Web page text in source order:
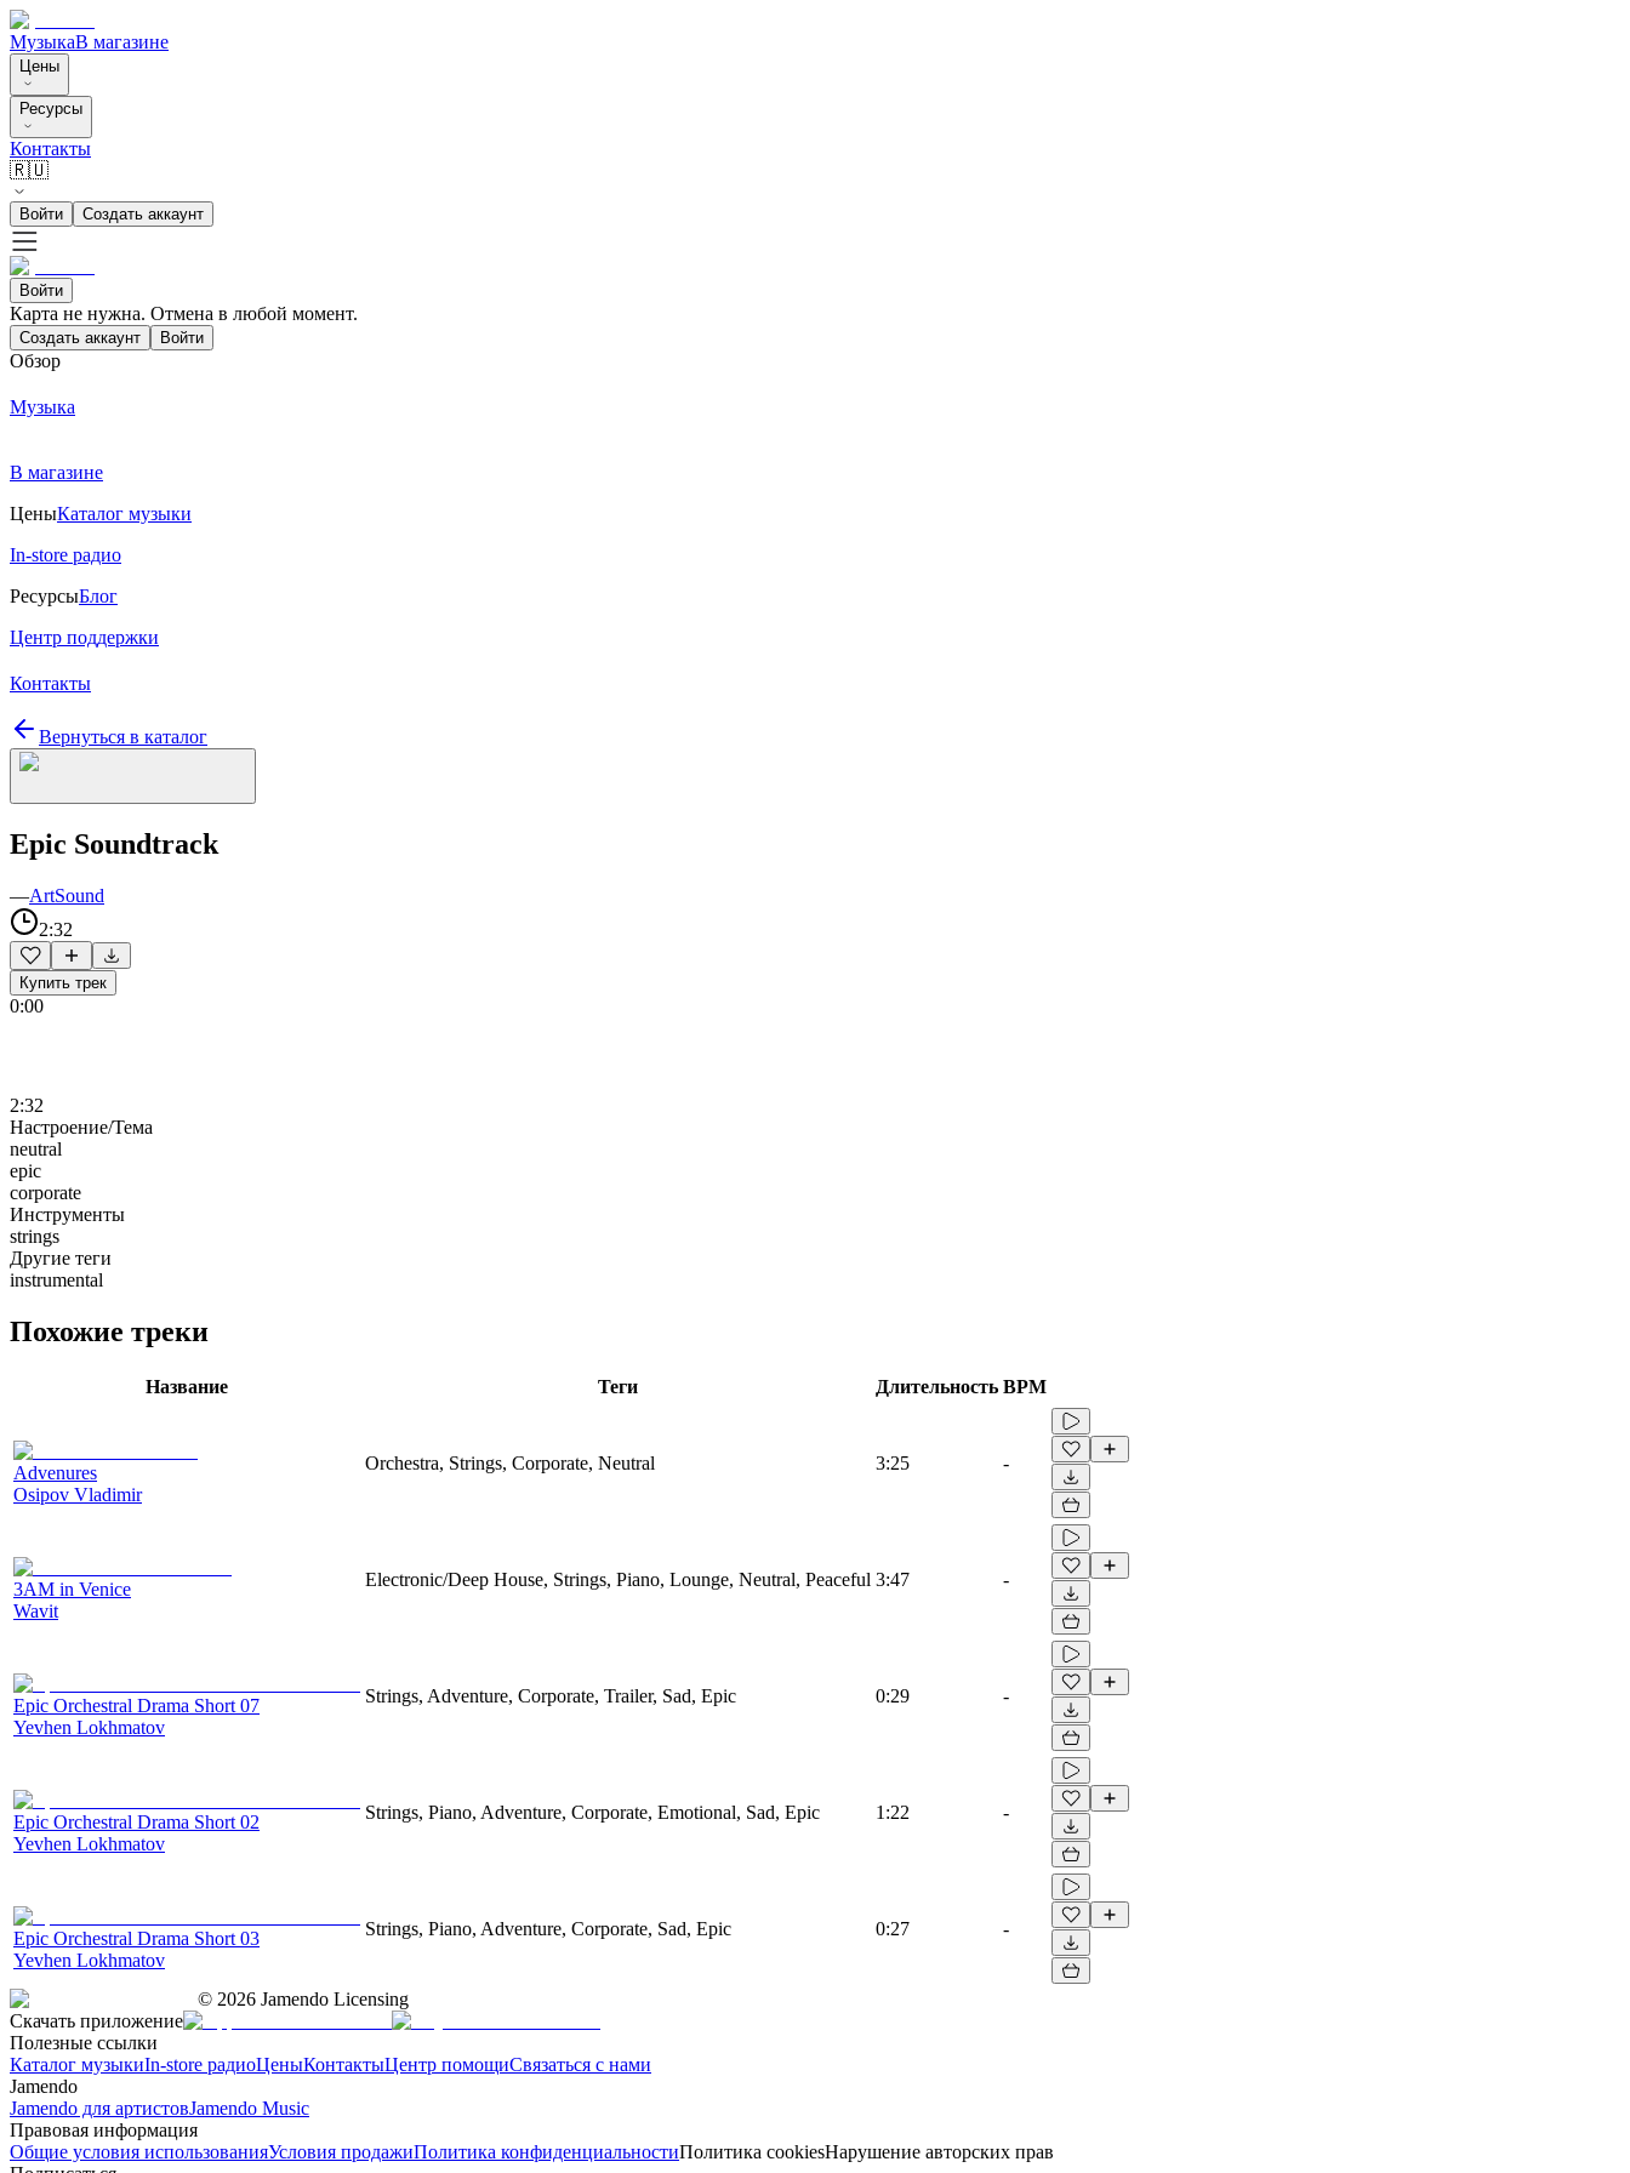
МузыкаВ магазине
Цены
Ресурсы
Контакты
🇷🇺
Войти Создать аккаунт
Войти
Карта не нужна. Отмена в любой момент.
Создать аккаунт Войти
Обзор
Музыка
В магазине
ЦеныКаталог музыки
In-store радио
РесурсыБлог
Центр поддержки
Контакты
Вернуться в каталог
Epic Soundtrack
—ArtSound
2:32
Купить трек
0:00
2:32
Настроение/Тема
neutral
epic
corporate
Инструменты
strings
Другие теги
instrumental
Похожие треки
Название Теги Длительность BPM
Advenures
Osipov Vladimir
Orchestra, Strings, Corporate, Neutral 3:25 -
3AM in Venice
Wavit
Electronic/Deep House, Strings, Piano, Lounge, Neutral, Peaceful 3:47 -
Epic Orchestral Drama Short 07
Yevhen Lokhmatov
Strings, Adventure, Corporate, Trailer, Sad, Epic 0:29 -
Epic Orchestral Drama Short 02
Yevhen Lokhmatov
Strings, Piano, Adventure, Corporate, Emotional, Sad, Epic 1:22 -
Epic Orchestral Drama Short 03
Yevhen Lokhmatov
Strings, Piano, Adventure, Corporate, Sad, Epic 0:27 -
© 2026 Jamendo Licensing
Скачать приложение
Полезные ссылки
Каталог музыкиIn-store радиоЦеныКонтактыЦентр помощиСвязаться с нами
Jamendo
Jamendo для артистовJamendo Music
Правовая информация
Общие условия использованияУсловия продажиПолитика конфиденциальностиПолитика cookiesНарушение авторских прав